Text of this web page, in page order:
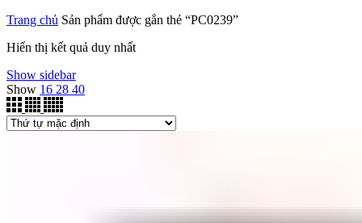
Trang chủ Sản phẩm được gắn thẻ “PC0239”
Hiển thị kết quả duy nhất
Show sidebar
Show 16 28 40